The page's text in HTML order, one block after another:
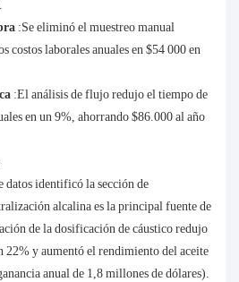
:Se eliminó el muestreo manual
costos laborales anuales en $54 000 en
:El análisis de flujo redujo el tiempo de
en un 9%, ahorrando $86.000 al año
datos identificó la sección de
alcalina es la principal fuente de
de la dosificación de cáustico redujo
22% y aumentó el rendimiento del aceite
anual de 1,8 millones de dólares).